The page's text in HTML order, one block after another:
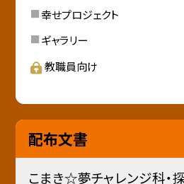
幸せプロジェクト
ギャラリー
教職員向け
配布文書
こまき☆夢チャレンジ科・